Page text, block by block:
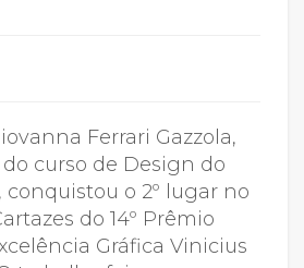
Ferrari Gazzola,
curso de Design do
conquistou o 2º lugar no
do 14º Prêmio
Gráfica Vinicius